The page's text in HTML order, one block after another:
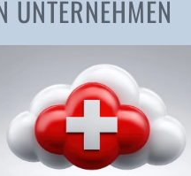
UNTERNEHMEN